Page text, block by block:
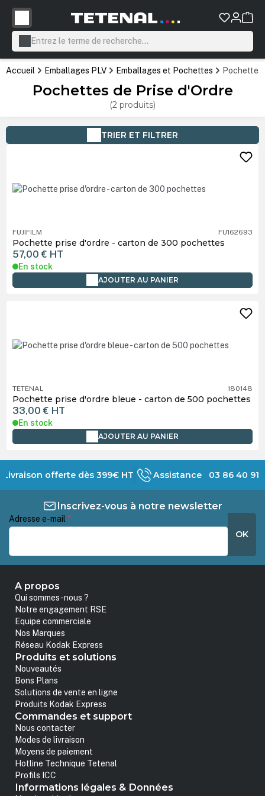
principal
Accueil Emballages PLV Emballages et Pochettes Pochettes
Pochettes de Prise d'Ordre
(2 produits)
TRIER ET FILTRER
FUJIFILM FU162693
Pochette prise d'ordre - carton de 300 pochettes
57,00 € HT
En stock
AJOUTER AU PANIER
TETENAL 180148
Pochette prise d'ordre bleue - carton de 500 pochettes
33,00 € HT
En stock
AJOUTER AU PANIER
Livraison offerte dès 399€ HT Assistance 03 86 40 91
Inscrivez-vous à notre newsletter
Adresse e-mail *
OK
A propos
Qui sommes-nous ?
Notre engagement RSE
Equipe commerciale
Nos Marques
Réseau Kodak Express
Produits et solutions
Nouveautés
Bons Plans
Solutions de vente en ligne
Produits Kodak Express
Commandes et support
Nous contacter
Modes de livraison
Moyens de paiement
Hotline Technique Tetenal
Profils ICC
Informations légales & Données